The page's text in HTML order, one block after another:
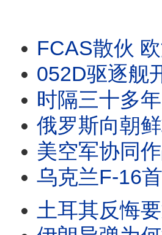
FCAS散伙 欧洲六代机GCAP或提前服役 变
052D驱逐舰开始装备鹰击-20 苏联超音速
时隔三十多年美军再买爱二GEM-T拦截
俄罗斯向朝鲜求援3万士兵 兵源已跟不上损
美空军协同作战飞机CCA开始量产 YFQ-
乌克兰F-16首次击落俄军Su-35S
土耳其反悔要退S400 换美国重新出